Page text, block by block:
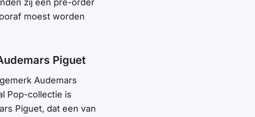
zij een pre-order
moest worden
Piguet
Audemars
Pop-collectie is
Piguet, dat een van